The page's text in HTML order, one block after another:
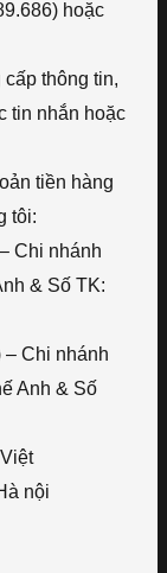
hoặc
thông tin,
tin nhắn hoặc
tiền hàng
tôi:
Chi nhánh
& Số TK:
– Chi nhánh
Anh & Số
nội